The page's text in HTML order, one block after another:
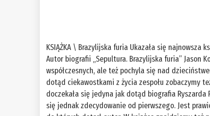
KSIĄŻKA \ Brazylijska furia Ukazała się
Autor biografii „Sepultura. Brazylijska furia” Jason
współczesnych, ale też pochyla się nad
dotąd ciekawostkami z życia zespołu zobaczymy
doczekała się jedyna jak dotąd biografia Ryszarda
się jednak zdecydowanie od pierwszego. Jest